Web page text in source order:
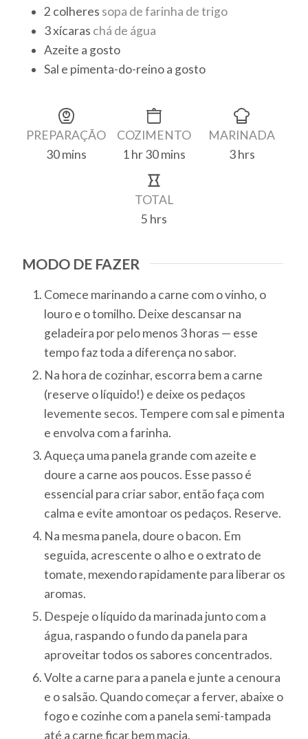
2 colheres sopa de farinha de trigo
3xícaras chá de água
Azeite a gosto
Sal e pimenta-do-reino a gosto
PREPARAÇÃO
30minutes
mins
COZIMENTO
1 hour
hr30minutes
mins
Finalização
MARINADA
3hours
hrs
TOTAL
5 hours
hrs
MODO DE FAZER
Comece marinando a carne com o vinho, o
louro e o tomilho. Deixe descansar na
geladeira por pelo menos 3 horas — esse
tempo faz toda a diferença no sabor.
Na hora de cozinhar, escorra bem a carne
(reserve o líquido!) e deixe os pedaços
levemente secos. Tempere com sal e pimenta
e envolva com a farinha.
Aqueça uma panela grande com azeite e
doure a carne aos poucos. Esse passo é
essencial para criar sabor, então faça com
calma e evite amontoar os pedaços. Reserve.
Na mesma panela, doure o bacon. Em
seguida, acrescente o alho e o extrato de
tomate, mexendo rapidamente para liberar os
aromas.
Despeje o líquido da marinada junto com a
água, raspando o fundo da panela para
aproveitar todos os sabores concentrados.
Volte a carne para a panela e junte a cenoura
e o salsão. Quando começar a ferver, abaixe o
fogo e cozinhe com a panela semi-tampada
até a carne ficar bem macia.